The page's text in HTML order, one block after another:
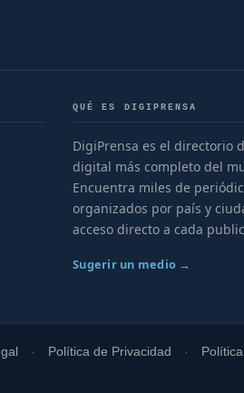
QUÉ ES DIGIPRENSA
DigiPrensa es el directorio
digital más completo del
Encuentra miles de
organizados por país y
acceso directo a cada
Sugerir un medio →
Política de Privacidad